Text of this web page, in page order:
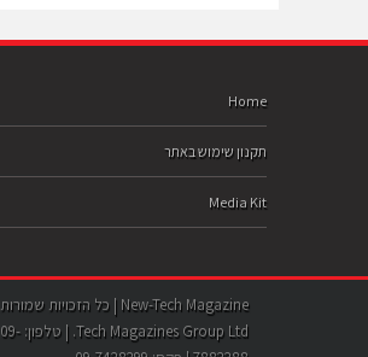
Home
תקנון שימוש באתר
Media Kit
Tech Magazines Group Ltd. | טלפון: 09-